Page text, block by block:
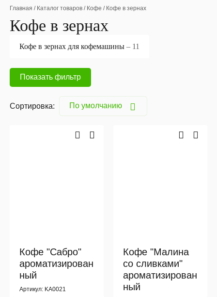
Главная / Каталог товаров / Кофе / Кофе в зернах
Кофе в зернах
Кофе в зернах для кофемашины – 11
Показать фильтр
Сортировка:
Кофе "Сабро"
ароматизирован
ный
Артикул: KA0021
Кофе "Малина
со сливками"
ароматизирован
ный